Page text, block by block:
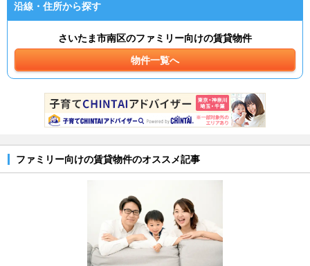
沿線・住所から探す
さいたま市南区のファミリー向けの賃貸物件
物件一覧へ
ファミリー向けの賃貸物件のオススメ記事